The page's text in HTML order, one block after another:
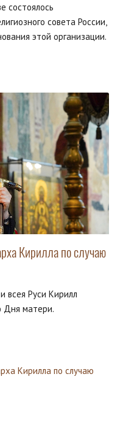
состоялось
совета России,
этой организации.
Кирилла по случаю
всея Руси Кирилл
Дня матери.